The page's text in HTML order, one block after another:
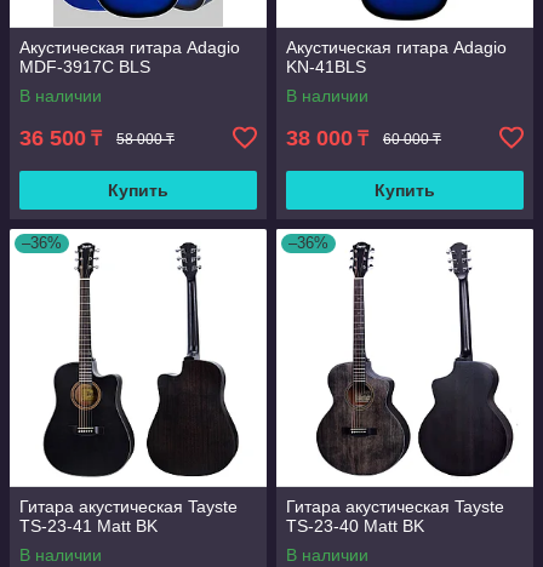
Акустическая гитара Adagio
MDF-3917С BLS
В наличии
36 500 ₸ 58 000 ₸
Купить
Акустическая гитара Adagio
KN-41BLS
В наличии
38 000 ₸ 60 000 ₸
Купить
–36%
Гитара акустическая Tayste
TS-23-41 Matt BK
В наличии
–36%
Гитара акустическая Tayste
TS-23-40 Matt BK
В наличии